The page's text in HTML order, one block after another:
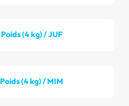
Poids (4 kg) / JUF
Poids (4 kg) / MIM